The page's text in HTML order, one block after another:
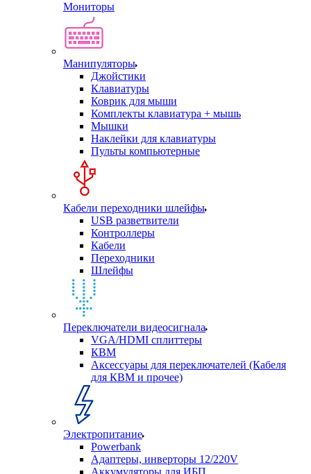
Мониторы
Манипуляторы
Джойстики
Клавиатуры
Коврик для мыши
Комплекты клавиатура + мышь
Мышки
Наклейки для клавиатуры
Пульты компьютерные
Кабели переходники шлейфы
USB разветвители
Контроллеры
Кабели
Переходники
Шлейфы
Переключатели видеосигнала
VGA/HDMI сплиттеры
КВМ
Аксессуары для переключателей (Кабеля
для КВМ и прочее)
Электропитание
Powerbank
Адаптеры, инверторы 12/220V
Аккумуляторы для ИБП